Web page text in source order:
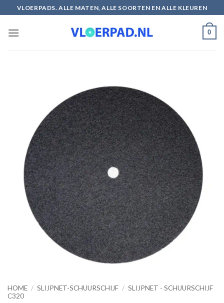
naar
inhoud
VLOERPADS. ALLE MATEN, ALLE SOORTEN EN ALLE KLEUREN
0
HOME / SLIJPNET-SCHUURSCHIJF / SLIJPNET - SCHUURSCHIJF
C320